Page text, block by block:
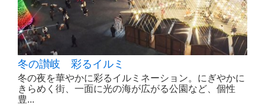
冬の讃岐 彩るイルミ
冬の夜を華やかに彩るイルミネーション。にぎやかに
きらめく街、一面に光の海が広がる公園など、個性
豊...